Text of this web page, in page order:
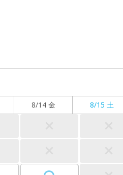
8/14 金 8/15 土